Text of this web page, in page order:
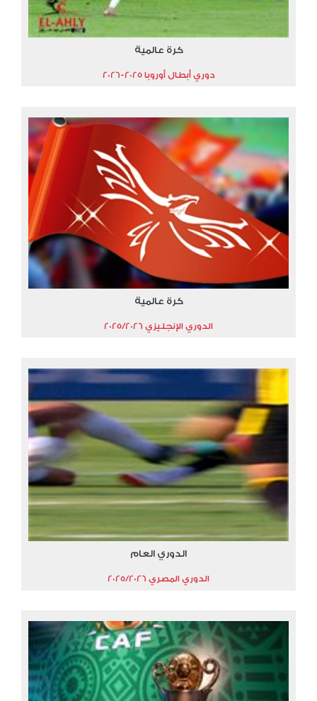
كرة عالمية
دوري أبطال أوروبا 2025-2026
كرة عالمية
الدوري الإنجليزي 2025/2026
الدوري العام
الدوري المصري 2025/2026